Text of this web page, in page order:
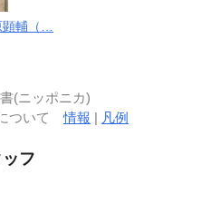
顕輔（…
(ニッポニカ)
について情報 | 凡例
フ